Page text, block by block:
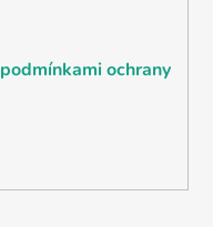
podmínkami ochrany